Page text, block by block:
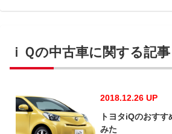
ｉＱの中古車に関する記事
2018.12.26 UP
トヨタiQのおす
みた